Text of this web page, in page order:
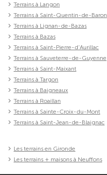
Terrains à Langon
Terrains à Saint-Quentin-de-Baron
Terrains à Lignan-de-Bazas
Terrains à Bazas
Terrains à Saint-Pierre-d'Aurillac
Terrains à Sauveterre-de-Guyenne
Terrains à Saint-Maixant
Terrains à Targon
Terrains à Baigneaux
Terrains à Roaillan
Terrains à Sainte-Croix-du-Mont
Terrains à Saint-Jean-de-Blaignac
Les terrains en Gironde
Les terrains + maisons à Neuffons